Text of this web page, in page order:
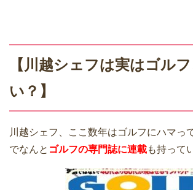
【川越シェフは実はゴル
い？】
川越シェフ、ここ数年はゴルフにハマっ
でなんと ゴルフの専門誌に連載も持って